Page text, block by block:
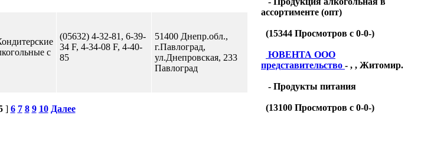
с
(05632) 4-32-81, 6-39-
34 F, 4-34-08 F, 4-40-
85
51400 Днепр.обл.,
г.Павлоград,
ул.Днепровская, 233
Павлоград
] 6 7 8 9 10 Далее
ассортименте (опт)
(15344 Просмотров с 0-0-)
ЮВЕНТА ООО
представительство - , , Житомир.
- Продукты питания
(13100 Просмотров с 0-0-)